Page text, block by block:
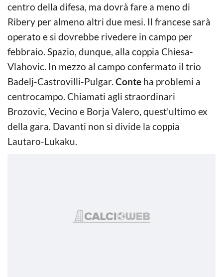
centro della difesa, ma dovrà fare a meno di
Ribery per almeno altri due mesi. Il francese sarà
operato e si dovrebbe rivedere in campo per
febbraio. Spazio, dunque, alla coppia Chiesa-
Vlahovic. In mezzo al campo confermato il trio
Badelj-Castrovilli-Pulgar. Conte ha problemi a
centrocampo. Chiamati agli straordinari
Brozovic, Vecino e Borja Valero, quest’ultimo ex
della gara. Davanti non si divide la coppia
Lautaro-Lukaku.